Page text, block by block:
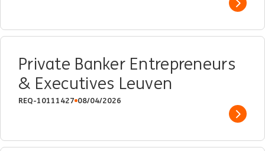
Show
Private Banker Entrepreneurs
& Executives Leuven
REQ-10111427 08/04/2026
Show